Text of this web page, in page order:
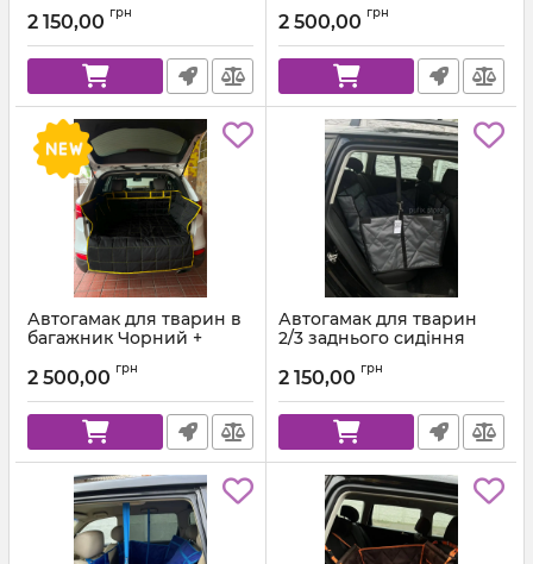
Помаранчева стропа
2 150,00 грн 2 500,00 грн
Автогамак для тварин в
багажник Чорний +
2 500,00 грн
Автогамак для тварин
2/3 заднього сидіння
стропа
2 150,00 грн